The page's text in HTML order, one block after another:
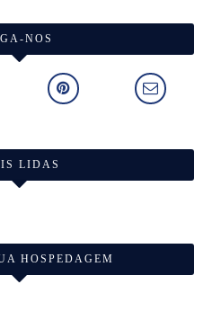
NOS
LIDAS
HOSPEDAGEM